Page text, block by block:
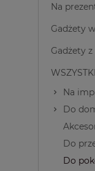
Na
Gadżety
Gadżety
Na
Do
Do
Do